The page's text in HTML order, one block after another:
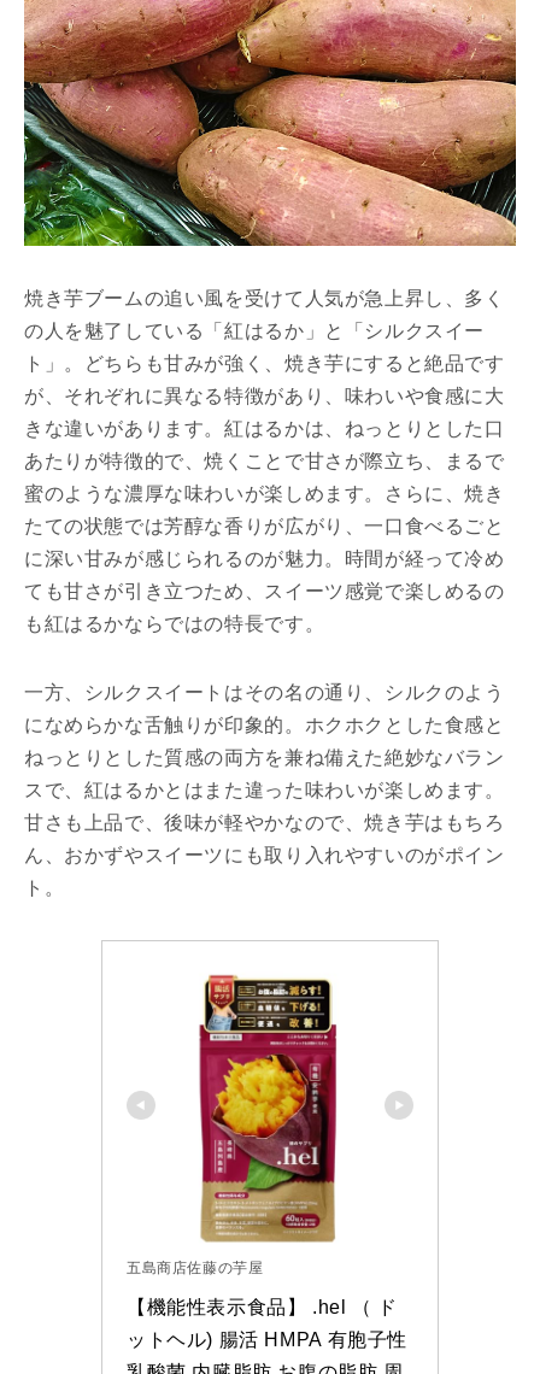
焼き芋ブームの追い風を受けて人気が急上昇し、多く
の人を魅了している「紅はるか」と「シルクスイー
ト」。どちらも甘みが強く、焼き芋にすると絶品です
が、それぞれに異なる特徴があり、味わいや食感に大
きな違いがあります。紅はるかは、ねっとりとした口
あたりが特徴的で、焼くことで甘さが際立ち、まるで
蜜のような濃厚な味わいが楽しめます。さらに、焼き
たての状態では芳醇な香りが広がり、一口食べるごと
に深い甘みが感じられるのが魅力。時間が経って冷め
ても甘さが引き立つため、スイーツ感覚で楽しめるの
も紅はるかならではの特長です。
一方、シルクスイートはその名の通り、シルクのよう
になめらかな舌触りが印象的。ホクホクとした食感と
ねっとりとした質感の両方を兼ね備えた絶妙なバラン
スで、紅はるかとはまた違った味わいが楽しめます。
甘さも上品で、後味が軽やかなので、焼き芋はもちろ
ん、おかずやスイーツにも取り入れやすいのがポイン
ト。
五島商店佐藤の芋屋
【機能性表示食品】 .hel （ ド
ットヘル) 腸活 HMPA 有胞子性